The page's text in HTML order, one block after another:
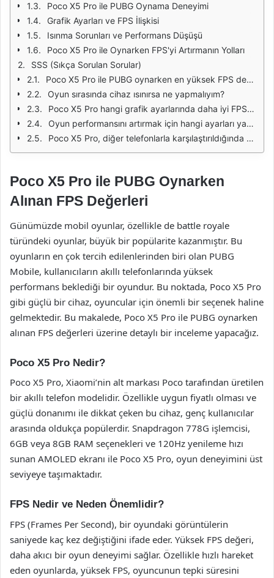
Poco X5 Pro ile PUBG Oynama Deneyimi
Grafik Ayarları ve FPS İlişkisi
Isınma Sorunları ve Performans Düşüşü
Poco X5 Pro ile Oynarken FPS'yi Artırmanın Yolları
SSS (Sıkça Sorulan Sorular)
Poco X5 Pro ile PUBG oynarken en yüksek FPS değerleri nedir?
Oyun sırasında cihaz ısınırsa ne yapmalıyım?
Poco X5 Pro hangi grafik ayarlarında daha iyi FPS alırım?
Oyun performansını artırmak için hangi ayarları yapmalıyım?
Poco X5 Pro, diğer telefonlarla karşılaştırıldığında nasıl bir performans sunuyor?
Poco X5 Pro ile PUBG Oynarken
Alınan FPS Değerleri
Günümüzde mobil oyunlar, özellikle de battle royale
türündeki oyunlar, büyük bir popülarite kazanmıştır. Bu
oyunların en çok tercih edilenlerinden biri olan PUBG
Mobile, kullanıcıların akıllı telefonlarında yüksek
performans beklediği bir oyundur. Bu noktada, Poco X5 Pro
gibi güçlü bir cihaz, oyuncular için önemli bir seçenek haline
gelmektedir. Bu makalede, Poco X5 Pro ile PUBG oynarken
alınan FPS değerleri üzerine detaylı bir inceleme yapacağız.
Poco X5 Pro Nedir?
Poco X5 Pro, Xiaomi’nin alt markası Poco tarafından üretilen
bir akıllı telefon modelidir. Özellikle uygun fiyatlı olması ve
güçlü donanımı ile dikkat çeken bu cihaz, genç kullanıcılar
arasında oldukça popülerdir. Snapdragon 778G işlemcisi,
6GB veya 8GB RAM seçenekleri ve 120Hz yenileme hızı
sunan AMOLED ekranı ile Poco X5 Pro, oyun deneyimini üst
seviyeye taşımaktadır.
FPS Nedir ve Neden Önemlidir?
FPS (Frames Per Second), bir oyundaki görüntülerin
saniyede kaç kez değiştiğini ifade eder. Yüksek FPS değeri,
daha akıcı bir oyun deneyimi sağlar. Özellikle hızlı hareket
eden oyunlarda, yüksek FPS, oyuncunun tepki süresini